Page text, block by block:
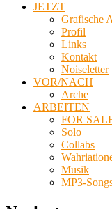
JETZT
Grafische
Profil
Links
Kontakt
Noiseletter
VOR/NACH
Arche
ARBEITEN
FOR
Solo
Collabs
Musik
MP3-